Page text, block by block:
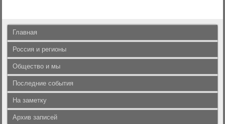
Главная
Россия и регионы
Общество и мы
Последние события
На заметку
Архив записей